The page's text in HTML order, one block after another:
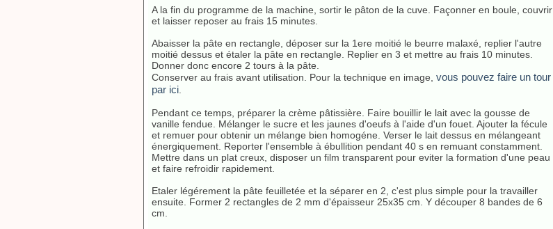
A la fin du programme de la machine, sortir le pâton de la cuve. Façonner en boule, couvrir
et laisser reposer au frais 15 minutes.
Abaisser la pâte en rectangle, déposer sur la 1ere moitié le beurre malaxé, replier l'autre
moitié dessus et étaler la pâte en rectangle. Replier en 3 et mettre au frais 10 minutes.
Donner donc encore 2 tours à la pâte.
Conserver au frais avant utilisation. Pour la technique en image, vous pouvez faire un tour
par ici
Pendant ce temps, préparer la crème pâtissière. Faire bouillir le lait avec la gousse de
vanille fendue. Mélanger le sucre et les jaunes d'oeufs à l'aide d'un fouet. Ajouter la fécule
et remuer pour obtenir un mélange bien homogéne. Verser le lait dessus en mélangeant
énergiquement. Reporter l'ensemble à ébullition pendant 40 s en remuant constamment.
Mettre dans un plat creux, disposer un film transparent pour eviter la formation d'une peau
et faire refroidir rapidement.
Etaler légérement la pâte feuilletée et la séparer en 2, c'est plus simple pour la travailler
ensuite. Former 2 rectangles de 2 mm d'épaisseur 25x35 cm. Y découper 8 bandes de 6
cm.